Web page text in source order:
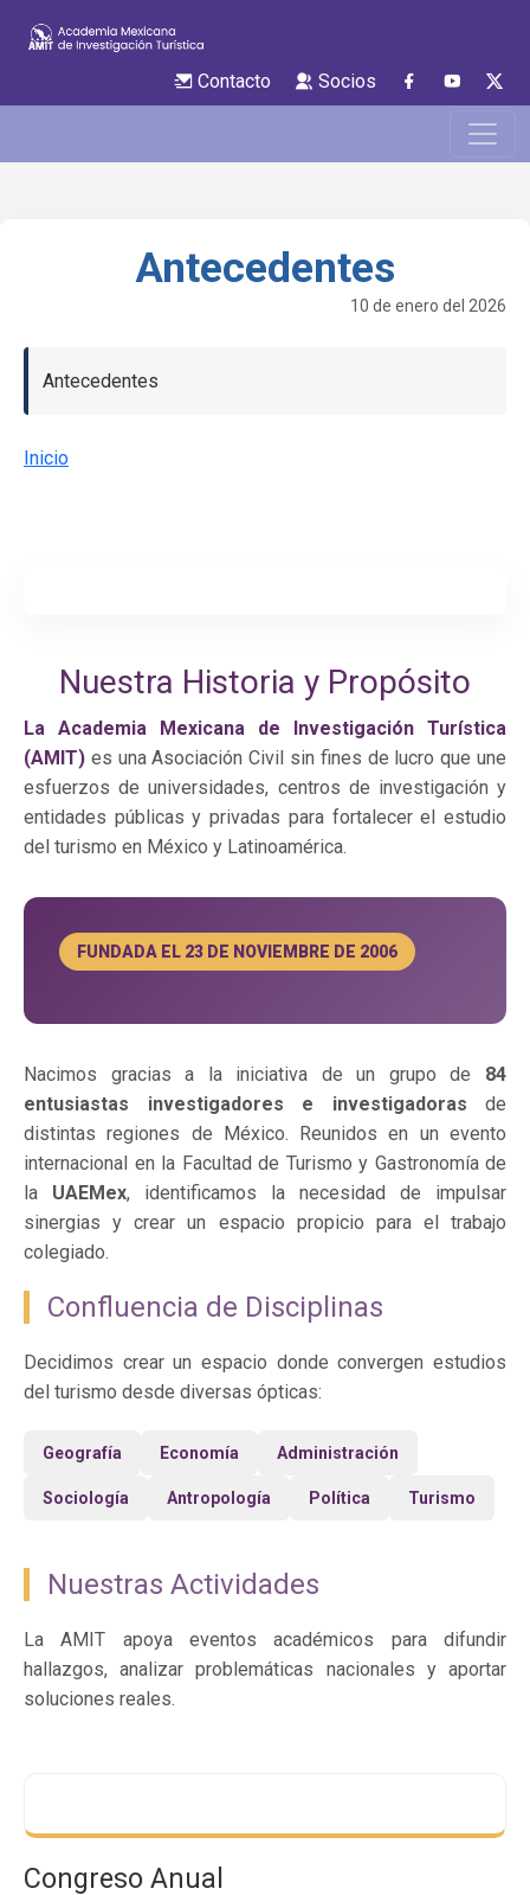
Contacto Socios
Antecedentes
10 de enero del 2026
Antecedentes
Inicio
Nuestra Historia y Propósito
La Academia Mexicana de Investigación Turística
(AMIT) es una Asociación Civil sin fines de lucro que une
esfuerzos de universidades, centros de investigación y
entidades públicas y privadas para fortalecer el estudio
del turismo en México y Latinoamérica.
FUNDADA EL 23 DE NOVIEMBRE DE 2006
Nacimos gracias a la iniciativa de un grupo de 84
entusiastas investigadores e investigadoras de
distintas regiones de México. Reunidos en un evento
internacional en la Facultad de Turismo y Gastronomía de
la UAEMex, identificamos la necesidad de impulsar
sinergias y crear un espacio propicio para el trabajo
colegiado.
Confluencia de Disciplinas
Decidimos crear un espacio donde convergen estudios
del turismo desde diversas ópticas:
Geografía Economía Administración
Sociología Antropología Política Turismo
Nuestras Actividades
La AMIT apoya eventos académicos para difundir
hallazgos, analizar problemáticas nacionales y aportar
soluciones reales.
Congreso Anual